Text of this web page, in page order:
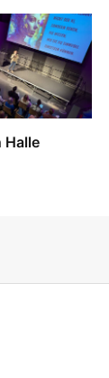
Halle